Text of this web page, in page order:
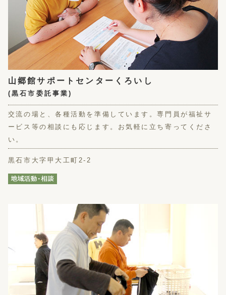
山郷館サポートセンターくろいし
(黒石市委託事業)
交流の場と、各種活動を準備しています。専門員が福祉サ
ービス等の相談にも応じます。お気軽に立ち寄ってくださ
い。
黒石市大字甲大工町2-2